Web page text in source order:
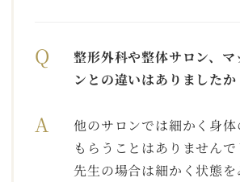
Q
整形外科や整体サロン、マ
ンとの違いはありましたか
A
他のサロンでは細かく身
もらうことはありません
先生の場合は細かく状態を